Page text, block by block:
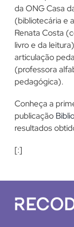
da ONG Casa
(bibliotecária e
Renata Costa
livro e da
articulação
(professora
pedagógica).
Conheça a
publicação
resultados
[:]